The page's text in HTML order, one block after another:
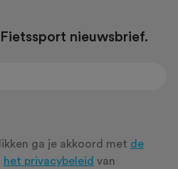
nieuwsbrief.
ga je akkoord met de
het privacybeleid van